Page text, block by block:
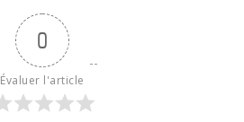
0
Évaluer l'article